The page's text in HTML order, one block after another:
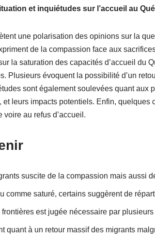
et inquiétudes sur l’accueil au
une polarisation des opinions sur la
de la compassion face aux
la saturation des capacités d’accueil du
Plusieurs évoquent la possibilité d’un
sont également soulevées quant aux
et leurs impacts potentiels. Enfin,
au refus d’accueil.
suscite de la compassion mais aussi
comme saturé, certains suggèrent de
est jugée nécessaire par
quant à un retour massif des migrants